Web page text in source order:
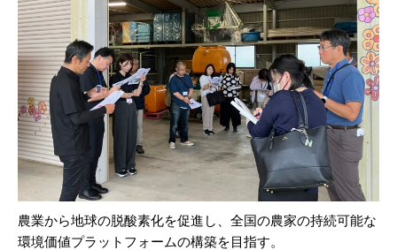
農業から地球の脱酸素化を促進し、全国の農家の持続可能な
環境価値プラットフォームの構築を目指す。